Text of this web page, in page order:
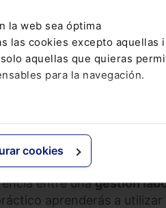
la web sea óptima
las cookies excepto aquellas
aquellas que quieras
para la navegación.
cookies
Sistema RED 2026 (3
tus comunicaciones con
entre unagestión
aprenderás a utilizar